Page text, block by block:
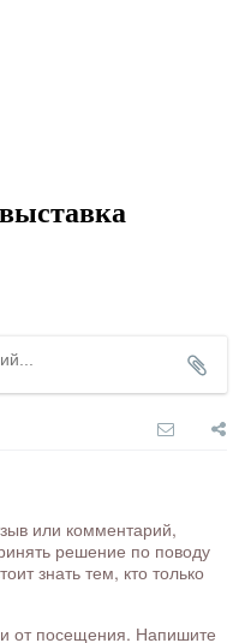
или комментарий,
решение по поводу
знать тем, кто только
от посещения. Напишите